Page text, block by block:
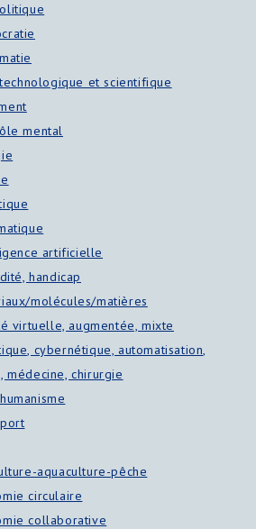
et scientifique
mental
artificielle
handicap
molécules/matières
virtuelle, augmentée, mixte
cybernétique, automatisation,
médecine, chirurgie
aquaculture-pêche
circulaire
collaborative